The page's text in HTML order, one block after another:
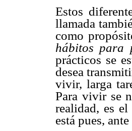
Estos
llamada
como
hábitos para
prácticos se
desea
vivir, larga
Para vivir se
realidad, es
está pues,